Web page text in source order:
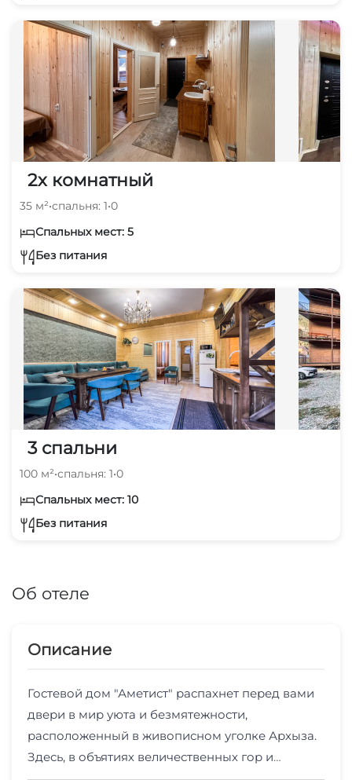
2х комнатный
35 м²•спальня: 1•0
Спальных мест: 5
Без питания
3 спальни
100 м²•спальня: 1•0
Спальных мест: 10
Без питания
Об отеле
Описание
Гостевой дом "Аметист" распахнет перед вами
двери в мир уюта и безмятежности,
расположенный в живописном уголке Архыза.
Здесь, в объятиях величественных гор и